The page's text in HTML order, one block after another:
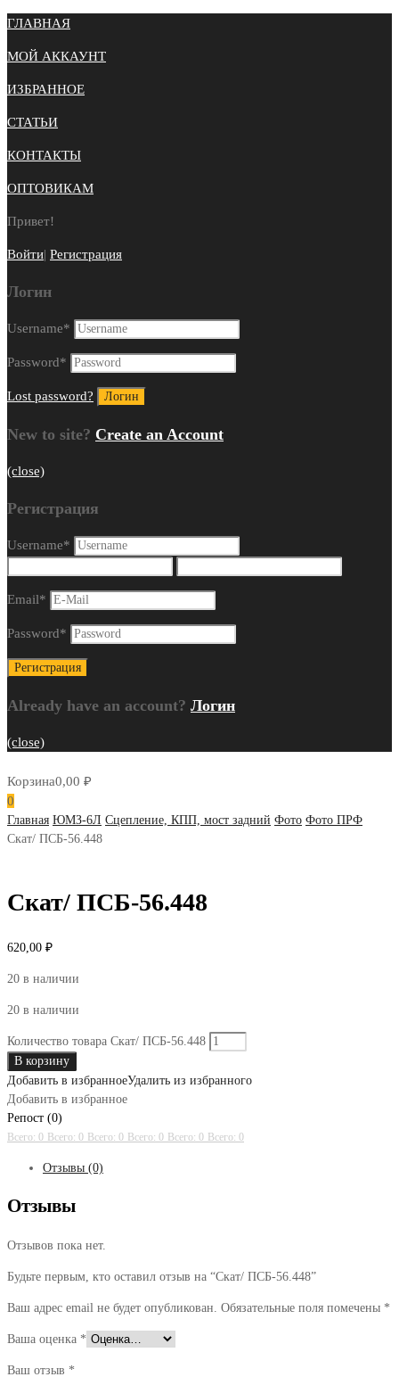
ГЛАВНАЯ
МОЙ АККАУНТ
ИЗБРАННОЕ
СТАТЬИ
КОНТАКТЫ
ОПТОВИКАМ
Привет!
Войти| Регистрация
Логин
Username*
Password*
Lost password?
New to site? Create an Account
(close)
Регистрация
Username*
Email*
Password*
Already have an account? Логин
(close)
Корзина0,00 ₽
0
Главная ЮМЗ-6Л Сцепление, КПП, мост задний Фото Фото ПРФ
Скат/ ПСБ-56.448
Скат/ ПСБ-56.448
620,00 ₽
20 в наличии
20 в наличии
Количество товара Скат/ ПСБ-56.448
В корзину
Добавить в избранноеУдалить из избранного
Добавить в избранное
Репост (0)
Всего: 0 Всего: 0 Всего: 0 Всего: 0 Всего: 0 Всего: 0
Отзывы (0)
Отзывы
Отзывов пока нет.
Будьте первым, кто оставил отзыв на “Скат/ ПСБ-56.448”
Ваш адрес email не будет опубликован. Обязательные поля помечены *
Ваша оценка *
Ваш отзыв *